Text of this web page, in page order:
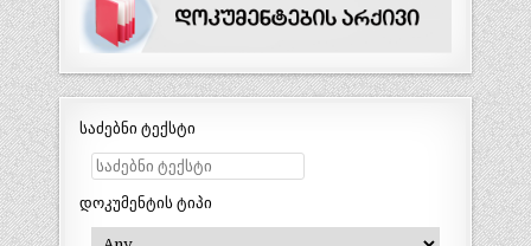
საძებნი ტექსტი
დოკუმენტის ტიპი